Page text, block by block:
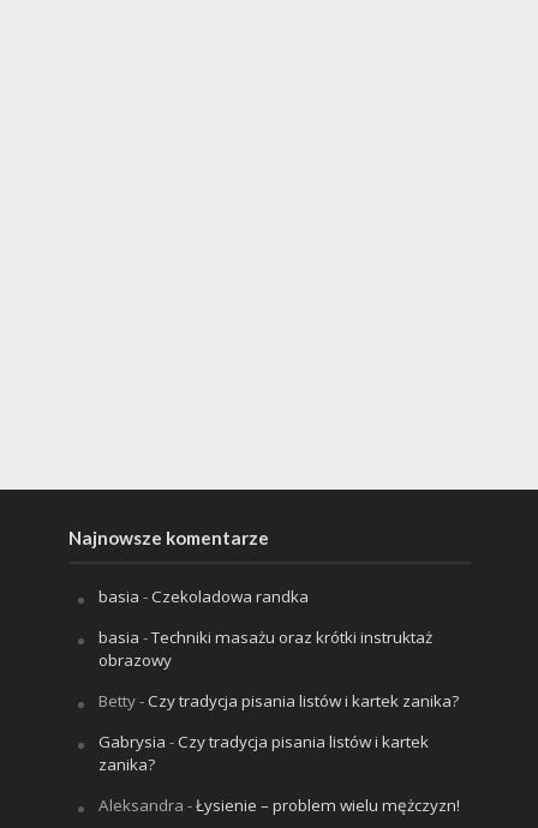
Najnowsze komentarze
basia -Czekoladowa randka
basia -Techniki masażu oraz krótki instruktaż
obrazowy
Betty-Czy tradycja pisania listów i kartek zanika?
Gabrysia -Czy tradycja pisania listów i kartek
zanika?
Aleksandra -Łysienie – problem wielu mężczyzn!